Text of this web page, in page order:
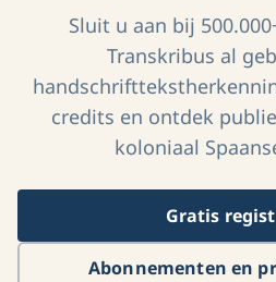
Sluit u aan bij
Transkribus al
credits en ontdek
koloniaal
Gratis
Abonnementen en